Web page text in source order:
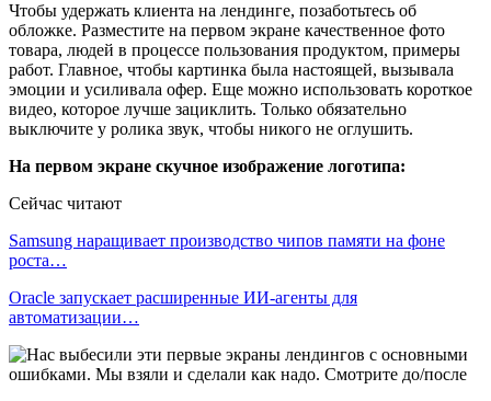
Чтобы удержать клиента на лендинге, позаботьтесь об
обложке. Разместите на первом экране качественное фото
товара, людей в процессе пользования продуктом, примеры
работ. Главное, чтобы картинка была настоящей, вызывала
эмоции и усиливала офер. Еще можно использовать короткое
видео, которое лучше зациклить. Только обязательно
выключите у ролика звук, чтобы никого не оглушить.
На первом экране скучное изображение логотипа:
Сейчас читают
Samsung наращивает производство чипов памяти на фоне
роста…
Oracle запускает расширенные ИИ‑агенты для
автоматизации…